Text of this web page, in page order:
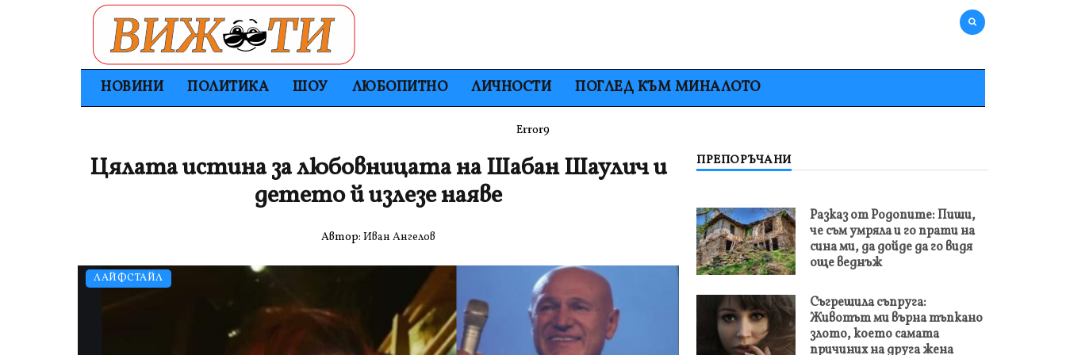
НОВИНИ ПОЛИТИКА ШОУ ЛЮБОПИТНО ЛИЧНОСТИ ПОГЛЕД КЪМ МИНАЛОТО
Error9
ЛАЙФСТАЙЛ
Цялата истина за любовницата на Шабан Шаулич и
детето й излезе наяве
Автор: Иван Ангелов
ПРЕПОРЪЧАНИ
Разказ от Родопите: Пиши,
че съм умряла и го прати на
сина ми, да дойде да го видя
още веднъж
Съгрешила съпруга:
Животът ми върна тъпкано
злото, което самата
причиних на друга жена